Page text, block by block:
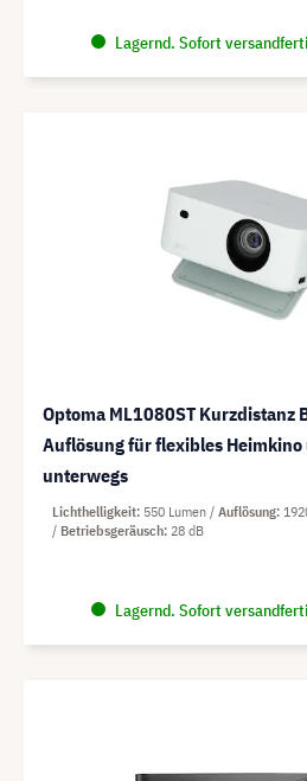
Lagernd. Sofort
Optoma ML1080ST Kurzdistanz
Auflösung für flexibles Heimkino
unterwegs
Lagernd. Sofort
Lichthelligkeit 550 Lumen Auflösung
Betriebsgeräusch 28 dB